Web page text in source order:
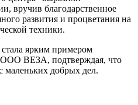
вручив благодарственное
развития и процветания на
техники.
стала ярким примером
ООО ВЕЗА, подтверждая, что
маленьких добрых дел.